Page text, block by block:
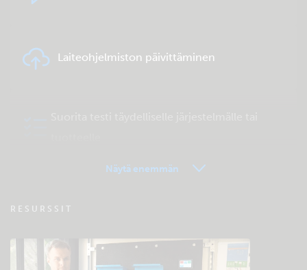
Laiteohjelmiston päivittäminen
Tutustu yhteisön ylläpitämään
Näytä enemmän
RESURSSIT